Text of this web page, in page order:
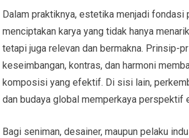
Dalam praktiknya, estetika menjadi fondasi
menciptakan karya yang tidak hanya
tetapi juga relevan dan bermakna. Prinsip-
keseimbangan, kontras, dan harmoni
komposisi yang efektif. Di sisi lain,
dan budaya global memperkaya perspektif
Bagi seniman, desainer, maupun pelaku